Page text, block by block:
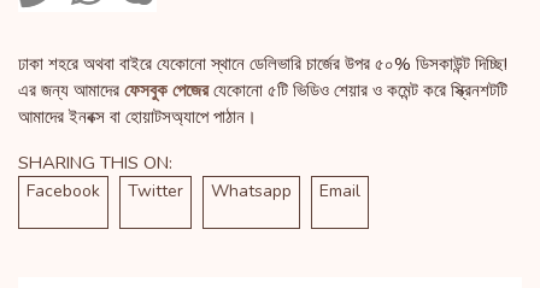
ঢাকা শহরে অথবা বাইরে যেকোনো স্থানে ডেলিভারি চার্জের উপর ৫০% ডিসকাউন্ট দিচ্ছি!
এর জন্য আমাদের ফেসবুক পেজেরযেকোনো ৫টি ভিডিও শেয়ার ও কমেন্ট করে স্ক্রিনশটটি
আমাদের ইনবক্স বা হোয়াটসঅ্যাপে পাঠান।
SHARING THIS ON:
Facebook Twitter Whatsapp Email